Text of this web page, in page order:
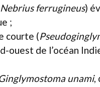
Nebrius ferrugineus)
;
courte (
ouest de l’océan
unami,